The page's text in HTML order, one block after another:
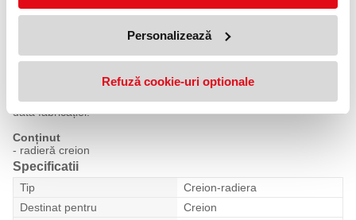
Personalizează
Refuză cookie-uri optionale
Gumă elastică din plastic.
Excelent pentru ștergerea exactă a liniilor, literelor sau cifrelor
Ștergere fermă datorită formulei speciale.
Radierele Tombow Mono au termen de valabilitate 2 ani de la
data fabricației.
Conținut
- radieră creion
Specificatii
Tip
Creion-radiera
Destinat pentru
Creion